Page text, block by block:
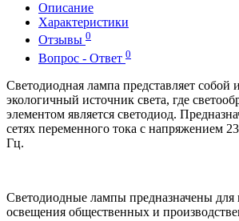
Описание
Характеристики
Отзывы 0
Вопрос - Ответ 0
Светодиодная лампа представляет
экологичный источник света, где
элементом является светодиод.
сетях переменного тока с напряжением
Гц.
Светодиодные лампы предназначены для
освещения общественных и